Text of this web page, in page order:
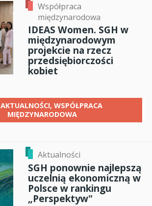
Współpraca
międzynarodowa
IDEAS Women. SGH w
międzynarodowym
projekcie na rzecz
przedsiębiorczości
kobiet
AKTUALNOŚCI, WSPÓŁPRACA
MIĘDZYNARODOWA
Aktualności
SGH ponownie najlepszą
uczelnią ekonomiczną w
Polsce w rankingu
„Perspektyw"